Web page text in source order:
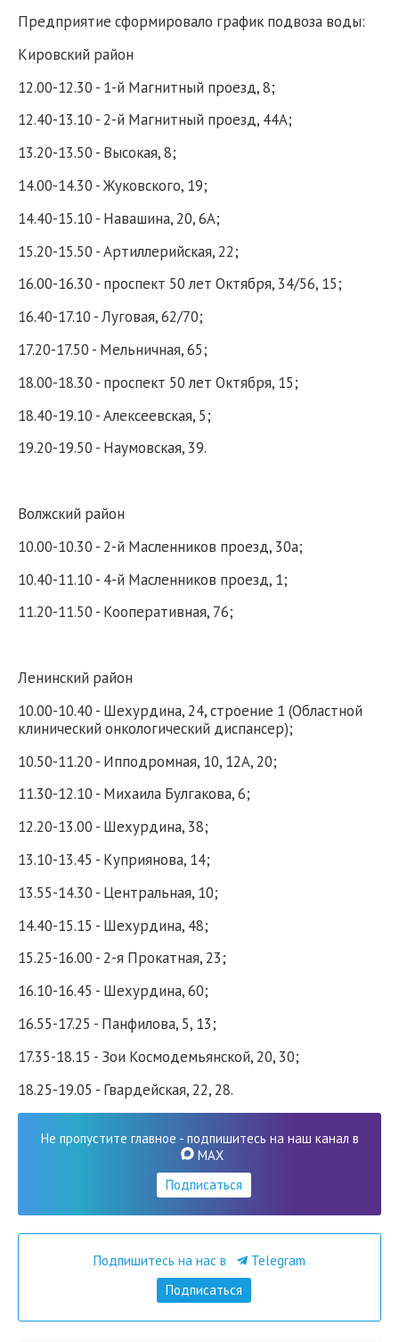
Предприятие сформировало график подвоза воды:
Кировский район
12.00-12.30 - 1-й Магнитный проезд, 8;
12.40-13.10 - 2-й Магнитный проезд, 44А;
13.20-13.50 - Высокая, 8;
14.00-14.30 - Жуковского, 19;
14.40-15.10 - Навашина, 20, 6А;
15.20-15.50 - Артиллерийская, 22;
16.00-16.30 - проспект 50 лет Октября, 34/56, 15;
16.40-17.10 - Луговая, 62/70;
17.20-17.50 - Мельничная, 65;
18.00-18.30 - проспект 50 лет Октября, 15;
18.40-19.10 - Алексеевская, 5;
19.20-19.50 - Наумовская, 39.
Волжский район
10.00-10.30 - 2-й Масленников проезд, 30а;
10.40-11.10 - 4-й Масленников проезд, 1;
11.20-11.50 - Кооперативная, 76;
Ленинский район
10.00-10.40 - Шехурдина, 24, строение 1 (Областной
клинический онкологический диспансер);
10.50-11.20 - Ипподромная, 10, 12А, 20;
11.30-12.10 - Михаила Булгакова, 6;
12.20-13.00 - Шехурдина, 38;
13.10-13.45 - Куприянова, 14;
13.55-14.30 - Центральная, 10;
14.40-15.15 - Шехурдина, 48;
15.25-16.00 - 2-я Прокатная, 23;
16.10-16.45 - Шехурдина, 60;
16.55-17.25 - Панфилова, 5, 13;
17.35-18.15 - Зои Космодемьянской, 20, 30;
18.25-19.05 - Гвардейская, 22, 28.
Не пропустите главное - подпишитесь на наш канал в
MAX
Подписаться
Подпишитесь на нас в
Telegram
Подписаться